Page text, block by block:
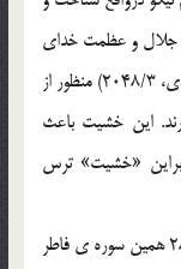
جلال و عظمت خدای
را بدانند و برحسب آن از او بترسند می شود.» (سورآبادی، 2048/3) منظور از
این خشیت باعث
خواهد بود. (قرشی، 38/9)، بنابراین «خشیت» ترس
این آیه می فرماید: علم سبب خشیت الهی و آیه ی 28 همین سوره ی فاطر